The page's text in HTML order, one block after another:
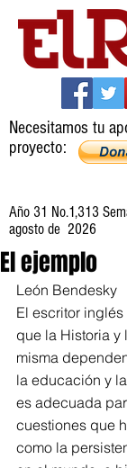
Necesitamos tu
proyecto:
Año 31 No.1,313
agosto de 2026
El ejemplo
León Bendesky
El escritor
que la Historia
misma
la educación y
es adecuada
cuestiones que
como la